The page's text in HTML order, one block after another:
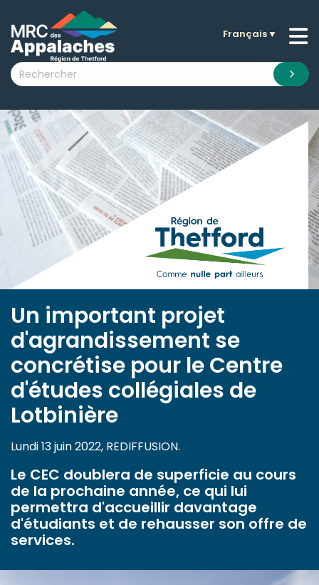
submenu (La MRC )
submenu (Citoyens )
submenu (Visiteurs )
submenu (Nouvelles )
submenu (Documentation )
Français▼
Un important projet
d'agrandissement se
concrétise pour le Centre
d'études collégiales de
Lotbinière
Lundi 13 juin 2022, REDIFFUSION.
Le CEC doublera de superficie au cours
de la prochaine année, ce qui lui
permettra d'accueillir davantage
d'étudiants et de rehausser son offre de
services.